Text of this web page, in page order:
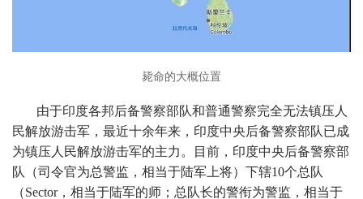
毙命的大概位置
由于印度各邦后备警察部队和普通警察完全无法镇压人
民解放游击军，最近十余年来，印度中央后备警察部队已成
为镇压人民解放游击军的主力。目前，印度中央后备警察部
队（司令官为总警监，相当于陆军上将）下辖10个总队
（Sector，相当于陆军的师；总队长的警衔为警监，相当于